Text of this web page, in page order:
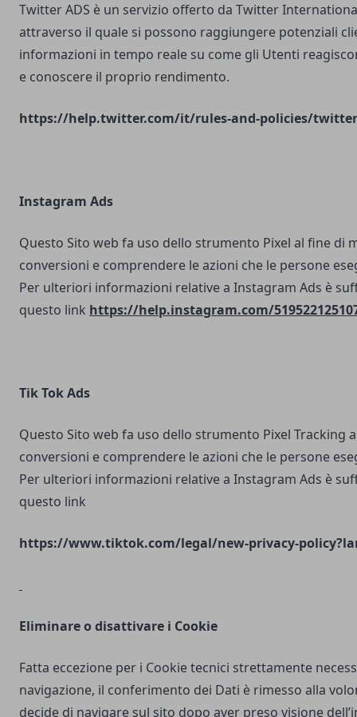
Twitter ADS è un servizio offerto da Twitter
attraverso il quale si possono raggiungere potenziali
informazioni in tempo reale su come gli Utenti
e conoscere il proprio rendimento.
https://help.twitter.com/it/rules-and-policies/
Instagram Ads
Questo Sito web fa uso dello strumento Pixel al fine di
conversioni e comprendere le azioni che le persone
Per ulteriori informazioni relative a Instagram Ads è
questo link https://help.instagram.com/
Tik Tok Ads
Questo Sito web fa uso dello strumento Pixel Tracking
conversioni e comprendere le azioni che le persone
Per ulteriori informazioni relative a Instagram Ads è
questo link
https://www.tiktok.com/legal/new-privacy-
Eliminare o disattivare i Cookie
Fatta eccezione per i Cookie tecnici strettamente
navigazione, il conferimento dei Dati è rimesso alla
decide di navigare sul sito dopo aver preso visione